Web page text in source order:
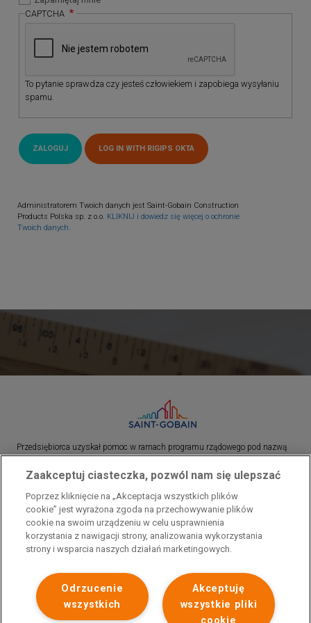
CAPTCHA
To pytanie sprawdza czy jesteś człowiekiem i zapobiega wysyłaniu
spamu.
Administratorem Twoich danych jest Saint-Gobain Construction
Products Polska sp. z o.o. KLIKNIJ i dowiedz się więcej o ochronie
Twoich danych.
Przedsiębiorca uzyskał pomoc w ramach programu rządowego pod nazwą
energii elektrycznej w 2023 r.”. Przedsiębiorca uzyskał pomoc w ramach
związana z nagłymi wzrostami cen gazu ziemnego i energii elektrycznej w
2022 r.”
Zaakceptuj ciasteczka, pozwól nam się ulepszać
Poprzez kliknięcie na „Akceptacja wszystkich plików
cookie” jest wyrażona zgoda na przechowywanie plików
cookie na swoim urządzeniu w celu usprawnienia
korzystania z nawigacji strony, analizowania wykorzystania
strony i wsparcia naszych działań marketingowych.
Akceptuję
wszystkie pliki
cookie
Odrzucenie
wszystkich